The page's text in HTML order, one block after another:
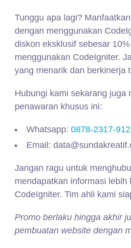
Tunggu apa lagi?
dengan menggunakan
diskon eksklusif sebesar
menggunakan CodeIgniter.
yang menarik dan berkinerja
Hubungi kami sekarang juga
penawaran khusus ini:
Whatsapp: 0878-2317-
Email:
Jangan ragu untuk
mendapatkan informasi
CodeIgniter. Tim ahli kami
Promo berlaku hingga akhir
pembuatan website dengan